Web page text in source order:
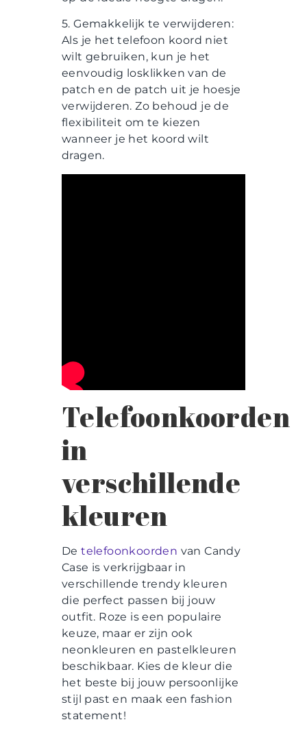
5. Gemakkelijk te verwijderen:
Als je het telefoon koord niet
wilt gebruiken, kun je het
eenvoudig losklikken van de
patch en de patch uit je hoesje
verwijderen. Zo behoud je de
flexibiliteit om te kiezen
wanneer je het koord wilt
dragen.
Telefoonkoorden
in
verschillende
kleuren
Detelefoonkoorden van Candy
Case is verkrijgbaar in
verschillende trendy kleuren
die perfect passen bij jouw
outfit. Roze is een populaire
keuze, maar er zijn ook
neonkleuren en pastelkleuren
beschikbaar. Kies de kleur die
het beste bij jouw persoonlijke
stijl past en maak een fashion
statement!